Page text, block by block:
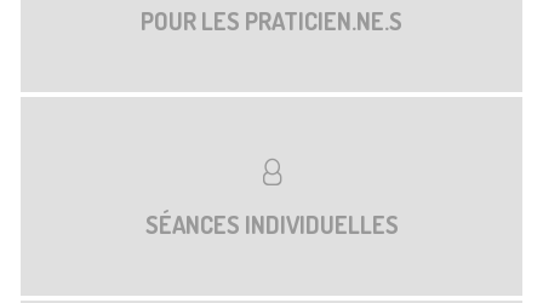
POUR LES PRATICIEN.NE.S
SÉANCES INDIVIDUELLES